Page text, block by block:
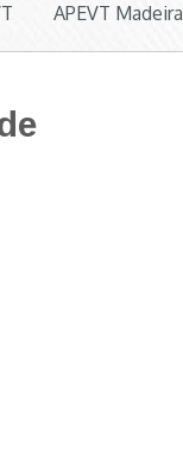
APEVT Madeira